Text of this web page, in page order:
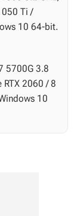
Ti /
10 64-bit.
5700G 3.8
RTX 2060 / 8
10